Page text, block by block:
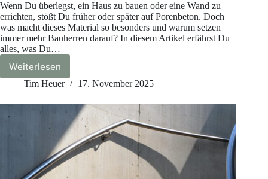
Wenn Du überlegst, ein Haus zu bauen oder eine Wand zu
errichten, stößt Du früher oder später auf Porenbeton. Doch
was macht dieses Material so besonders und warum setzen
immer mehr Bauherren darauf? In diesem Artikel erfährst Du
alles, was Du…
Weiterlesen
Porenbeton:
Leicht,
und
energieeffizient
Tim Heuer 17. November 2025